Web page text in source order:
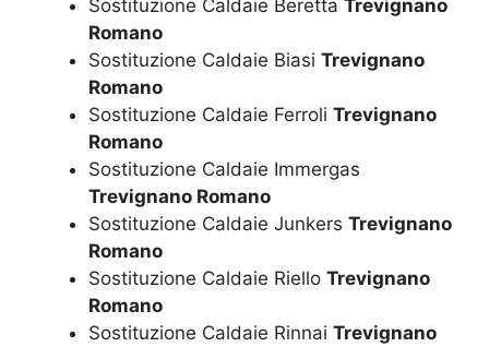
Sostituzione Caldaie Beretta Trevignano
Romano
Sostituzione Caldaie Biasi Trevignano
Romano
Sostituzione Caldaie Ferroli Trevignano
Romano
Sostituzione Caldaie Immergas
Trevignano Romano
Sostituzione Caldaie Junkers Trevignano
Romano
Sostituzione Caldaie Riello Trevignano
Romano
Sostituzione Caldaie Rinnai Trevignano